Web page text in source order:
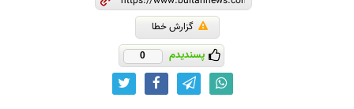
گزارش خطا
پسندیدم 0